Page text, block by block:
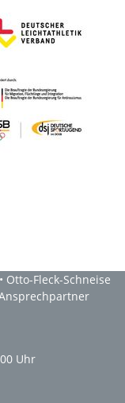
Fleck-Schneise
Uhr